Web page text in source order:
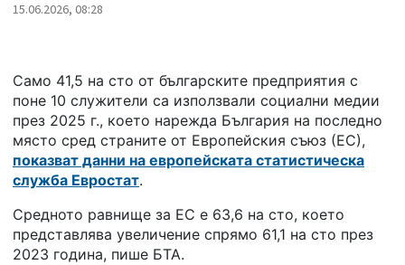
15.06.2026, 08:28
Само 41,5 на сто от българските предприятия с
поне 10 служители са използвали социални медии
през 2025 г., което нарежда България на последно
място сред страните от Европейския съюз (ЕС),
показват данни на европейската статистическа
служба Евростат.
Средното равнище за ЕС е 63,6 на сто, което
представлява увеличение спрямо 61,1 на сто през
2023 година, пише БТА.